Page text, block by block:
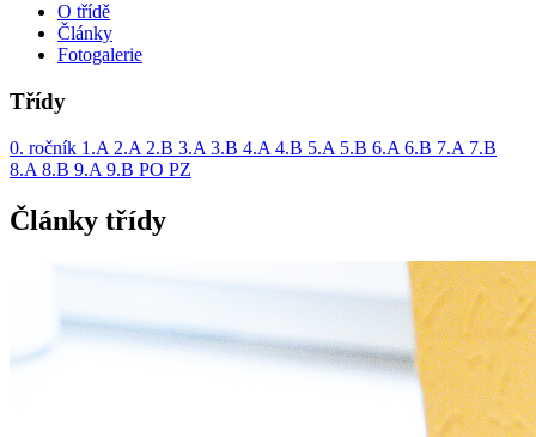
O třídě
Články
Fotogalerie
Třídy
0. ročník 1.A 2.A 2.B 3.A 3.B 4.A 4.B 5.A 5.B 6.A 6.B 7.A 7.B
8.A 8.B 9.A 9.B PO PZ
Články třídy